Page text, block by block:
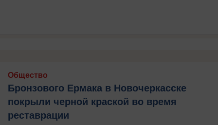
Общество
Бронзового Ермака в Новочеркасске
покрыли черной краской во время
реставрации